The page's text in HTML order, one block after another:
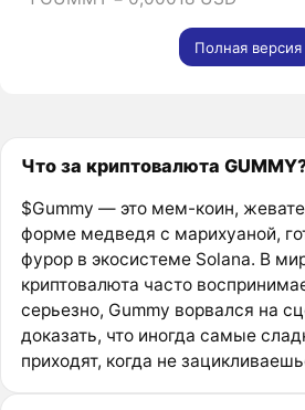
Полная версия
Что за криптовалюта
$Gummy — это мем-коин,
форме медведя с марихуаной,
фурор в экосистеме Solana. В
криптовалюта часто
серьезно, Gummy ворвался на
доказать, что иногда самые
приходят, когда не